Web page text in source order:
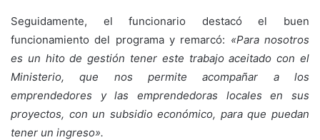
Seguidamente, el funcionario destacó el buen
funcionamiento del programa y remarcó: «Para nosotros
es un hito de gestión tener este trabajo aceitado con el
Ministerio, que nos permite acompañar a los
emprendedores y las emprendedoras locales en sus
proyectos, con un subsidio económico, para que puedan
tener un ingreso».